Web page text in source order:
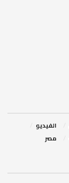
‏الفيديو
مصر